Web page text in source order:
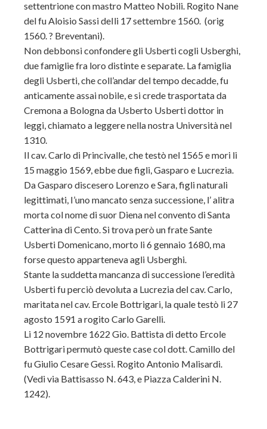
settentrione con mastro Matteo Nobili. Rogito Nane
del fu Aloisio Sassi deIli 17 settembre 1560. (orig
1560. ? Breventani).
Non debbonsi confondere gli Usberti cogli Usberghi,
due famiglie fra loro distinte e separate. La famiglia
degli Usberti, che coll’andar del tempo decadde, fu
anticamente assai nobile, e si crede trasportata da
Cremona a Bologna da Usberto Usberti dottor in
leggi, chiamato a leggere nella nostra Università nel
1310.
Il cav. Carlo di Princivalle, che testò nel 1565 e mori li
15 maggio 1569, ebbe due figli, Gasparo e Lucrezia.
Da Gasparo discesero Lorenzo e Sara, figli naturali
legittimati, I’uno mancato senza successione, l’ alitra
morta col nome di suor Diena nel convento di Santa
Catterina di Cento. Si trova però un frate Sante
Usberti Domenicano, morto li 6 gennaio 1680, ma
forse questo apparteneva agli Usberghi.
Stante la suddetta mancanza di successione l’eredità
Usberti fu perciò devoluta a Lucrezia del cav. Carlo,
maritata nel cav. Ercole Bottrigari, la quale testò li 27
agosto 1591 a rogito Carlo Garelli.
Li 12 novembre 1622 Gio. Battista di detto Ercole
Bottrigari permutò queste case col dott. Camillo del
fu Giulio Cesare Gessi. Rogito Antonio Malisardi.
(Vedi via Battisasso N. 643, e Piazza Calderini N.
1242).